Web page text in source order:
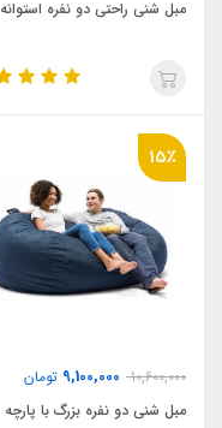
مبل شنی راحتی دو نفره استوانه
15٪
10,600,000
9,100,000 تومان
مبل شنی دو نفره بزرگ با پارچه